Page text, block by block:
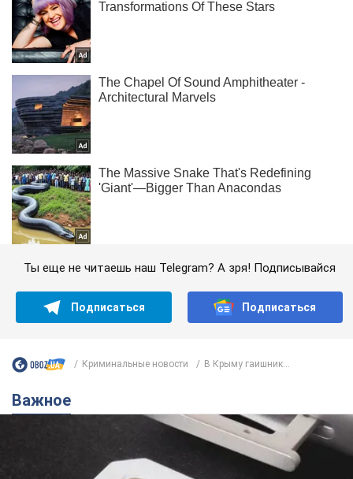
Ты еще не читаешь наш Telegram? А зря! Подписывайся
Подписаться Подписаться
Криминальные новости В Крыму гаишник...
Важное